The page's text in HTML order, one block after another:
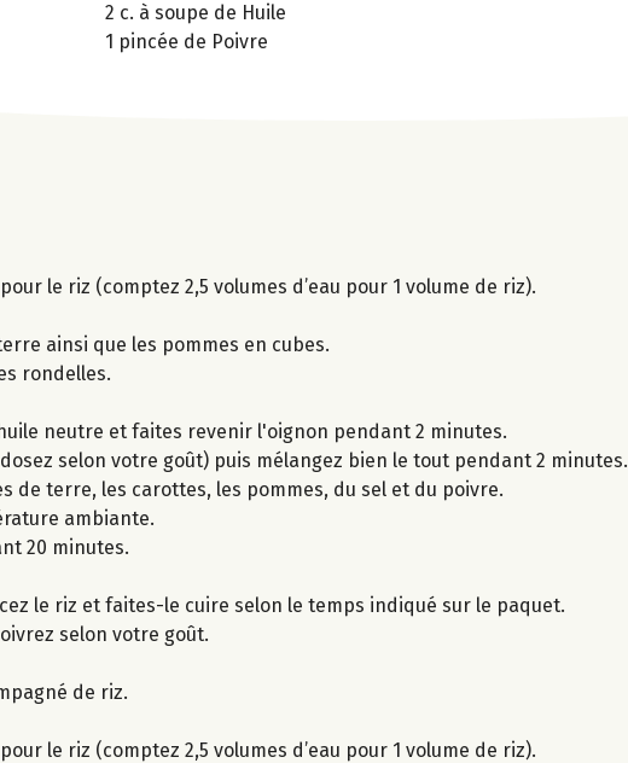
2 c. à soupe de Huile
1 pincée de Poivre
le riz (comptez 2,5 volumes d’eau pour 1 volume de riz).
ainsi que les pommes en cubes.
rondelles.
neutre et faites revenir l'oignon pendant 2 minutes.
selon votre goût) puis mélangez bien le tout pendant 2 minutes.
de terre, les carottes, les pommes, du sel et du poivre.
ambiante.
20 minutes.
le riz et faites-le cuire selon le temps indiqué sur le paquet.
selon votre goût.
de riz.
le riz (comptez 2,5 volumes d’eau pour 1 volume de riz).